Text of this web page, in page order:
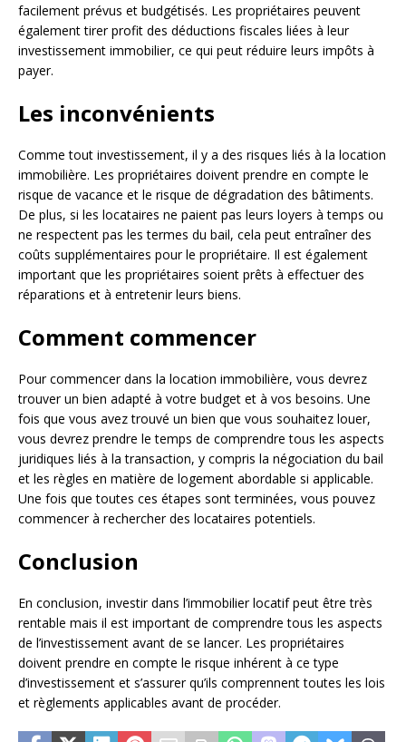
facilement prévus et budgétisés. Les propriétaires peuvent
également tirer profit des déductions fiscales liées à leur
investissement immobilier, ce qui peut réduire leurs impôts à
payer.
Les inconvénients
Comme tout investissement, il y a des risques liés à la location
immobilière. Les propriétaires doivent prendre en compte le
risque de vacance et le risque de dégradation des bâtiments.
De plus, si les locataires ne paient pas leurs loyers à temps ou
ne respectent pas les termes du bail, cela peut entraîner des
coûts supplémentaires pour le propriétaire. Il est également
important que les propriétaires soient prêts à effectuer des
réparations et à entretenir leurs biens.
Comment commencer
Pour commencer dans la location immobilière, vous devrez
trouver un bien adapté à votre budget et à vos besoins. Une
fois que vous avez trouvé un bien que vous souhaitez louer,
vous devrez prendre le temps de comprendre tous les aspects
juridiques liés à la transaction, y compris la négociation du bail
et les règles en matière de logement abordable si applicable.
Une fois que toutes ces étapes sont terminées, vous pouvez
commencer à rechercher des locataires potentiels.
Conclusion
En conclusion, investir dans l’immobilier locatif peut être très
rentable mais il est important de comprendre tous les aspects
de l’investissement avant de se lancer. Les propriétaires
doivent prendre en compte le risque inhérent à ce type
d’investissement et s’assurer qu’ils comprennent toutes les lois
et règlements applicables avant de procéder.